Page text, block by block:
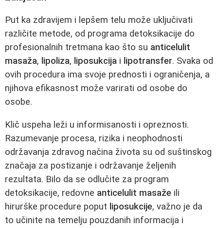
Put ka zdravijem i lepšem telu može uključivati
različite metode, od programa detoksikacije do
profesionalnih tretmana kao što su anticelulit
masaža, lipoliza, liposukcija i lipotransfer. Svaka od
ovih procedura ima svoje prednosti i ograničenja, a
njihova efikasnost može varirati od osobe do
osobe.
Klič uspeha leži u informisanosti i opreznosti.
Razumevanje procesa, rizika i neophodnosti
održavanja zdravog načina života su od suštinskog
značaja za postizanje i održavanje željenih
rezultata. Bilo da se odlučite za program
detoksikacije, redovne anticelulit masaže ili
hirurške procedure poput liposukcije, važno je da
to učinite na temelju pouzdanih informacija i